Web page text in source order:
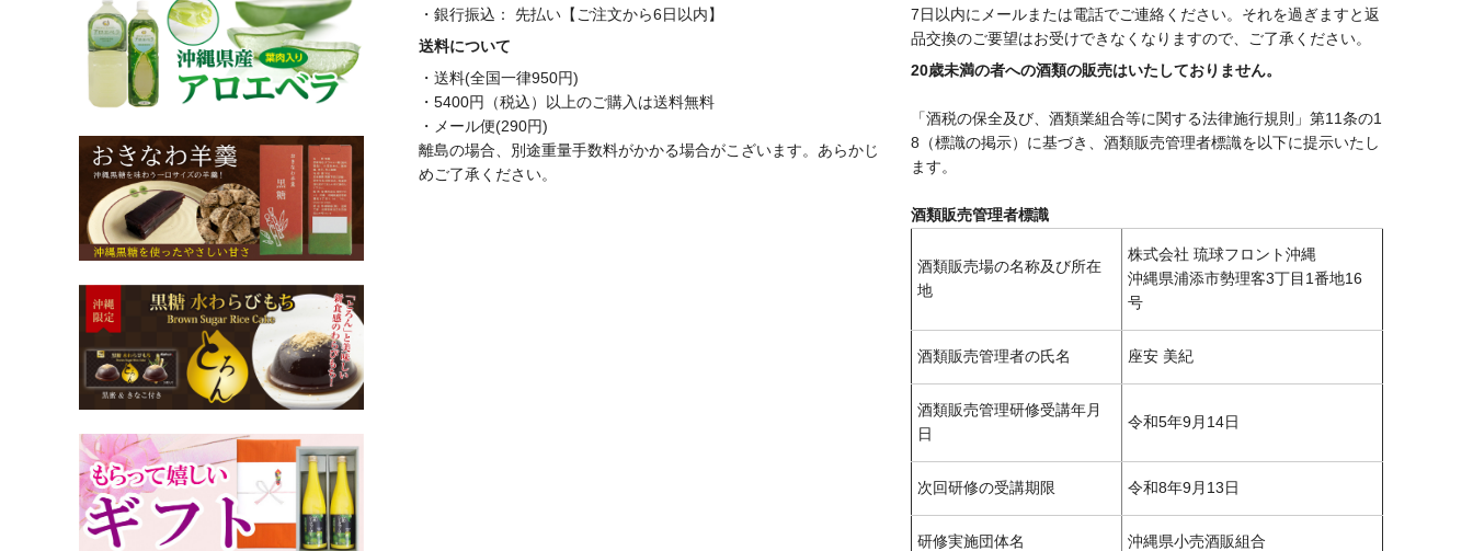
・銀行振込： 先払い【ご注文から6日以内】
送料について
・送料(全国一律950円)
・5400円（税込）以上のご購入は送料無料
・メール便(290円)
離島の場合、別途重量手数料がかかる場合がこざいます。あらかじ
めご了承ください。
7日以内にメールまたは電話でご連絡ください。それを過ぎますと返
品交換のご要望はお受けできなくなりますので、ご了承ください。
20歳未満の者への酒類の販売はいたしておりません。
「酒税の保全及び、酒類業組合等に関する法律施行規則」第11条の1
8（標識の掲示）に基づき、酒類販売管理者標識を以下に提示いたし
ます。
酒類販売管理者標識
酒類販売場の名称及び所在
地
株式会社 琉球フロント沖縄
沖縄県浦添市勢理客3丁目1番地16
号
酒類販売管理者の氏名 座安 美紀
酒類販売管理研修受講年月
日
令和5年9月14日
次回研修の受講期限 令和8年9月13日
研修実施団体名 沖縄県小売酒販組合